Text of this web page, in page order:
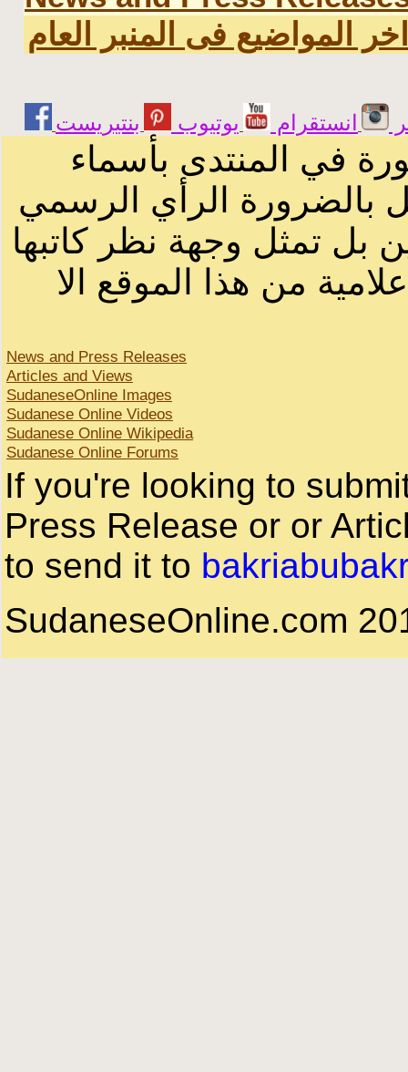
اخر المواضيع فى المنبر العام
انستقرام يوتيوب
في المنتدى بأسماء
بالضرورة الرأي الرسمي
بل تمثل وجهة نظر كاتبها
من هذا الموقع الا
News and Press Releases
Articles and Views
SudaneseOnline Images
Sudanese Online Videos
Sudanese Online Wikipedia
Sudanese Online Forums
If you're looking to
Press Release or or
to send it to